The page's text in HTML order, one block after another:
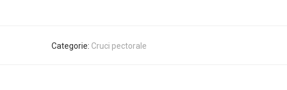
Categorie: Cruci pectorale